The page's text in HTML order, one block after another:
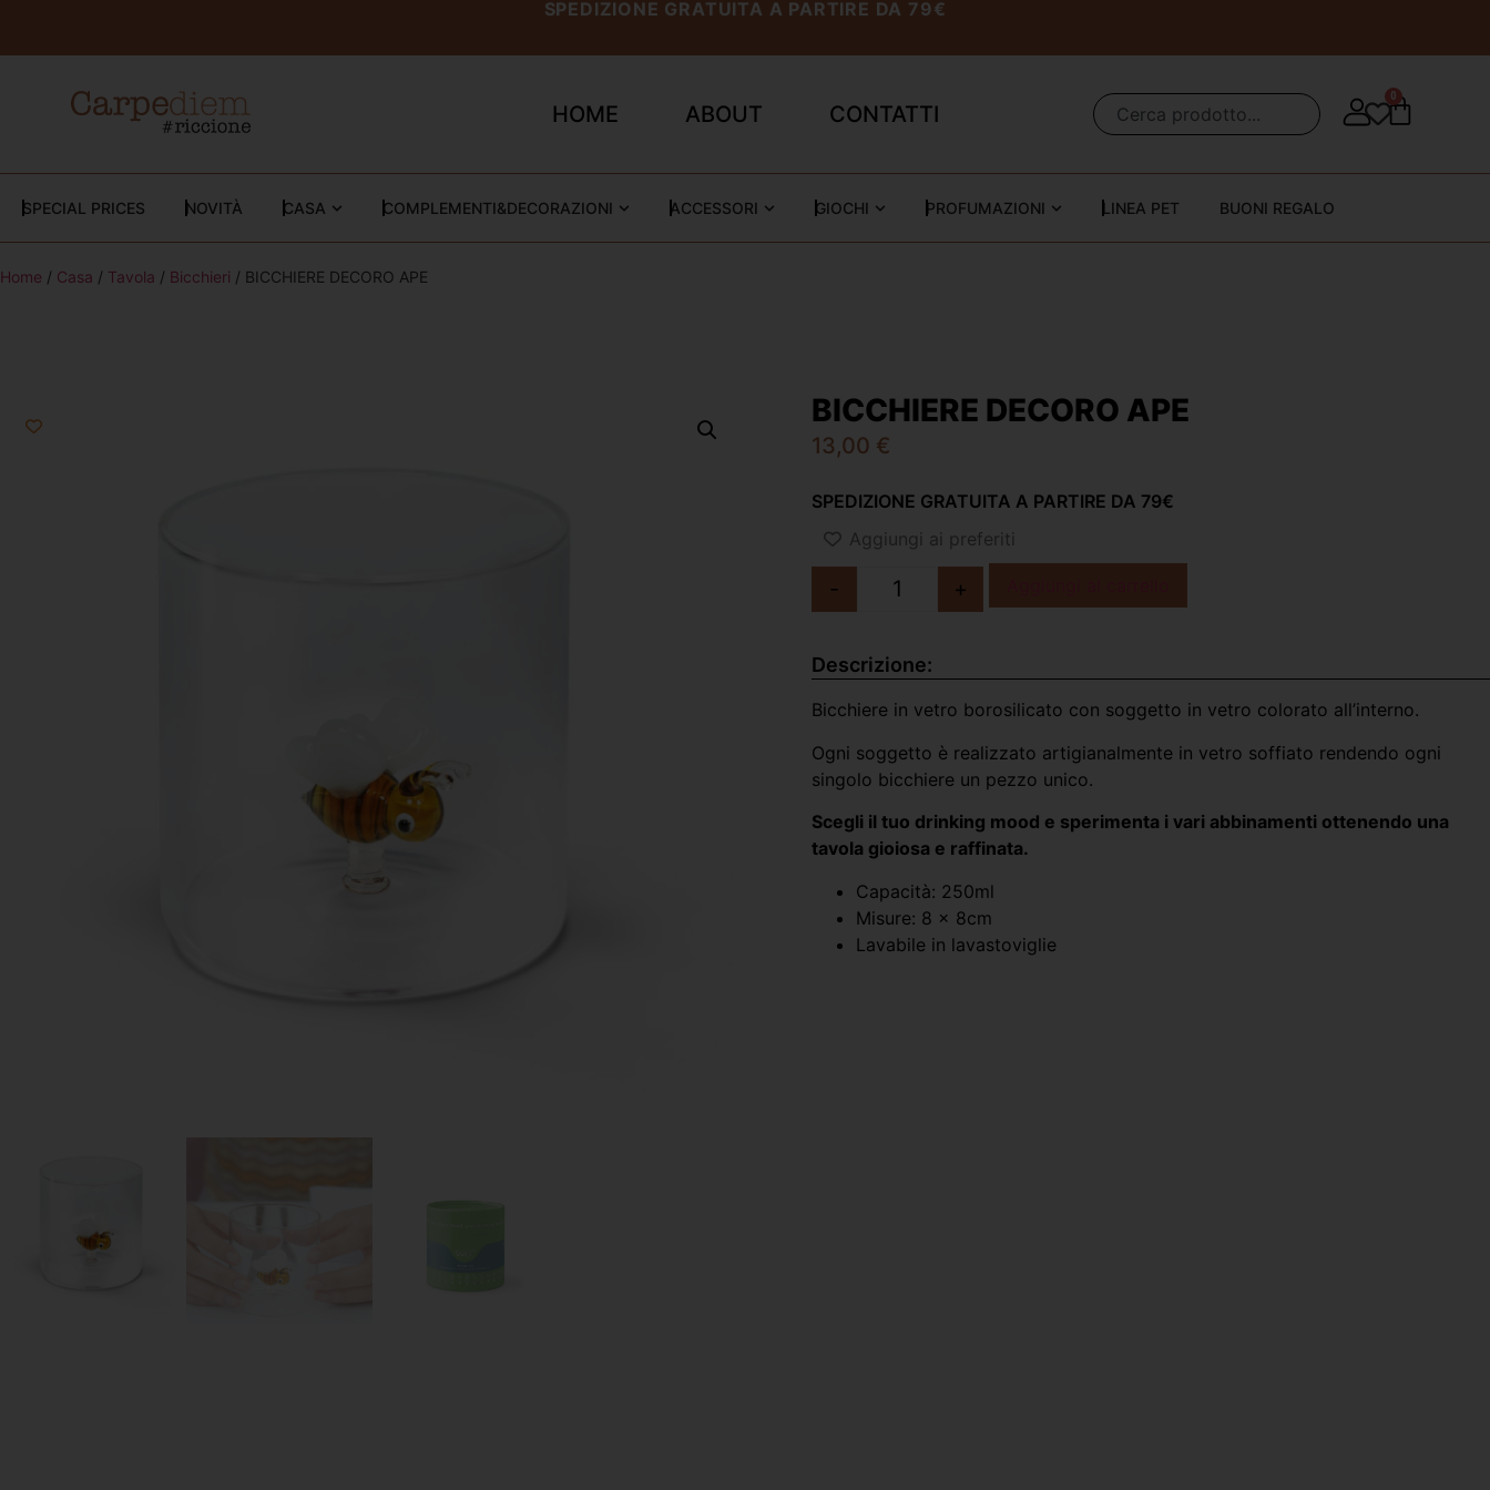
SPEDIZIONE GRATUITA A PARTIRE DA 79€
HOME ABOUT CONTATTI
0
SPECIAL PRICES NOVITÀ CASA COMPLEMENTI&DECORAZIONI ACCESSORI GIOCHI PROFUMAZIONI LINEA PET BUONI REGALO
Home / Casa / Tavola / Bicchieri / BICCHIERE DECORO APE
BICCHIERE DECORO APE
13,00 €
SPEDIZIONE GRATUITA A PARTIRE DA 79€
Aggiungi ai preferiti
- +
Descrizione:
Bicchiere in vetro borosilicato con soggetto in vetro colorato all’interno.
Ogni soggetto è realizzato artigianalmente in vetro soffiato rendendo ogni
singolo bicchiere un pezzo unico.
Scegli il tuo drinking mood e sperimenta i vari abbinamenti ottenendo una
tavola gioiosa e raffinata.
Capacità: 250ml
Misure: 8 x 8cm
Lavabile in lavastoviglie